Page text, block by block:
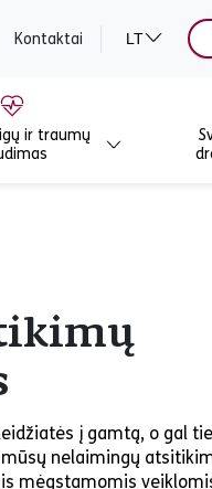
Kontaktai LT
ir traumų
į gamtą, o gal
nelaimingų
mėgstamomis